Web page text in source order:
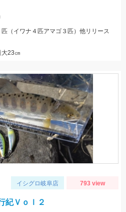
匹（イワナ４匹アマゴ３匹）他リリース
大23㎝
イシグロ岐阜店 793 view
紀Ｖｏｌ２